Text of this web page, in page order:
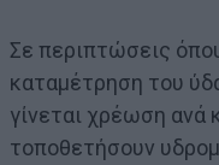
Σε περιπτώσεις
καταμέτρηση του
γίνεται χρέωση ανά
τοποθετήσουν